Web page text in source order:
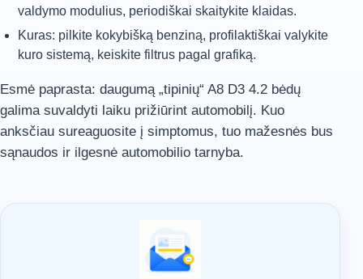
valdymo modulius, periodiškai skaitykite klaidas.
Kuras: pilkite kokybišką benziną, profilaktiškai valykite
kuro sistemą, keiskite filtrus pagal grafiką.
Esmė paprasta: daugumą „tipinių“ A8 D3 4.2 bėdų
galima suvaldyti laiku prižiūrint automobilį. Kuo
anksčiau sureaguosite į simptomus, tuo mažesnės bus
sąnaudos ir ilgesnė automobilio tarnyba.